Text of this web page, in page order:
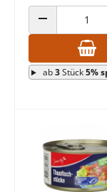
ANZAHL
ab3Stück5%